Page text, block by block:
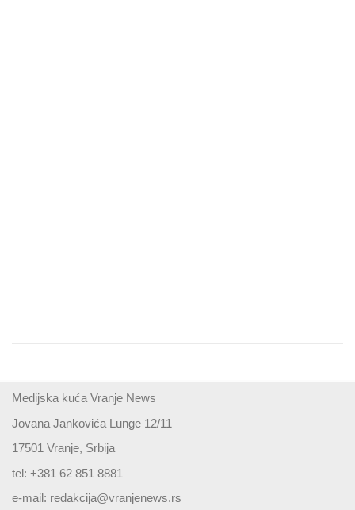
Medijska kuća Vranje News
Jovana Jankovića Lunge 12/11
17501 Vranje, Srbija
tel: +381 62 851 8881
e-mail: redakcija@vranjenews.rs